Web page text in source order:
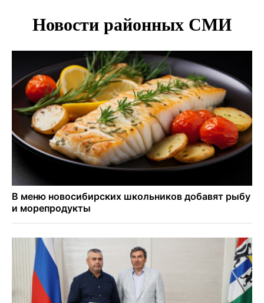
Двум бойцам СВО после минно-взрывной травмы
Персидский ковер «108 шахов» впервые вывезли из музея
Востока в Новосибирск
Актриса из Новосибирска Евгения Туркова сыграла мать
в сериале «Малой»